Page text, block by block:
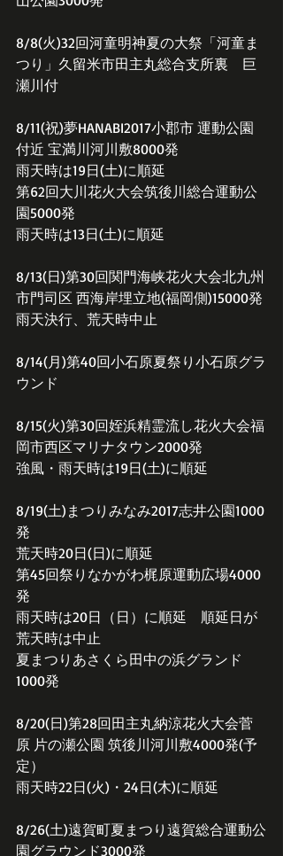
8/8(火)32回河童明神夏の大祭「河童ま
つり」久留米市田主丸総合支所裏　巨
瀬川付
8/11(祝)夢HANABI2017小郡市 運動公園
付近 宝満川河川敷8000発
雨天時は19日(土)に順延
第62回大川花火大会筑後川総合運動公
園5000発
雨天時は13日(土)に順延
8/13(日)第30回関門海峡花火大会北九州
市門司区 西海岸埋立地(福岡側)15000発
雨天決行、荒天時中止
8/14(月)第40回小石原夏祭り小石原グラ
ウンド
8/15(火)第30回姪浜精霊流し花火大会福
岡市西区マリナタウン2000発
強風・雨天時は19日(土)に順延
8/19(土)まつりみなみ2017志井公園1000
発
荒天時20日(日)に順延
第45回祭りなかがわ梶原運動広場4000
発
雨天時は20日（日）に順延　順延日が
荒天時は中止
夏まつりあさくら田中の浜グランド
1000発
8/20(日)第28回田主丸納涼花火大会菅
原 片の瀬公園 筑後川河川敷4000発(予
定）
雨天時22日(火)・24日(木)に順延
8/26(土)遠賀町夏まつり遠賀総合運動公
園グラウンド3000発